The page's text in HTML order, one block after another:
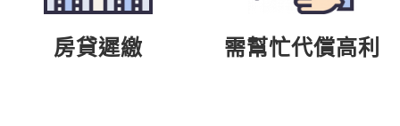
房貸遲繳 需幫忙代償高利